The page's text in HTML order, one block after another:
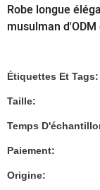
Robe longue
musulman d'ODM
Étiquettes Et Tags:
Taille:
Temps
Paiement:
Origine: